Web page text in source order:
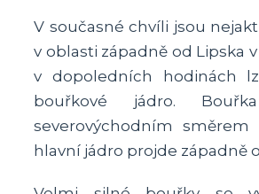
V současné chvíli jsou
v oblasti západně od Lipska
v dopoledních hodinách
bouřkové jádro.
severovýchodním
hlavní jádro projde západně